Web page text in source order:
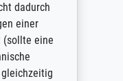
dadurch
einer
(sollte eine